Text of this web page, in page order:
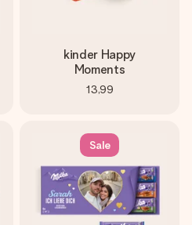
kinder Happy
Moments
13,99
Sale